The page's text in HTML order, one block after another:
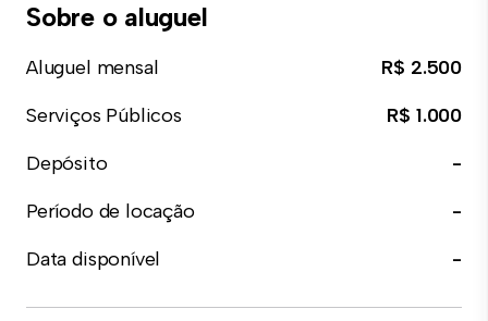
Sobre o aluguel
Aluguel mensal
R$ 2.500
Serviços Públicos
R$ 1.000
Depósito
-
Período de locação
-
Data disponível
-